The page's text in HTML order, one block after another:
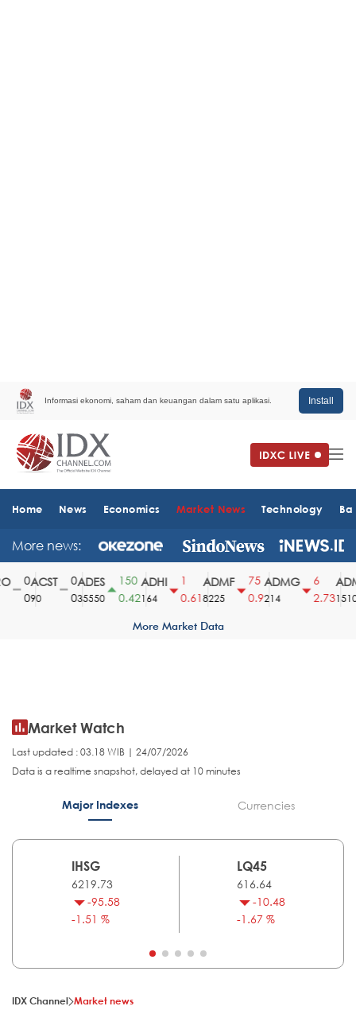
Informasi ekonomi, saham dan keuangan dalam satu aplikasi. Install
Home News Economics Market News Technology
More news:
ACST
90
ADES
35550
150
0.42
ADHI
164
0.61
ADMF
8225
75
0.9
ADMG
214
2.731510
More Market Data
Market Watch
Last updated : 03.18 WIB | 24/07/2026
Data is a realtime snapshot, delayed at 10 minutes
Major Indexes Currencies
IHSG
6219.73
-95.58
-1.51 %
LQ45
616.64
-10.48
-1.67 %
IDX Channel Market news